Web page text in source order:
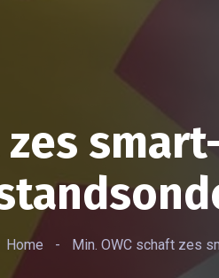
zes
Home - Min. OWC schaft zes